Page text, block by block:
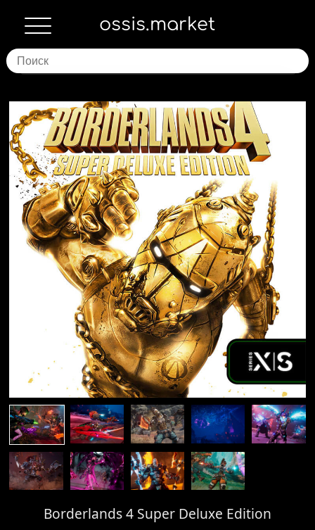
ossis.market
Borderlands 4 Super Deluxe Edition